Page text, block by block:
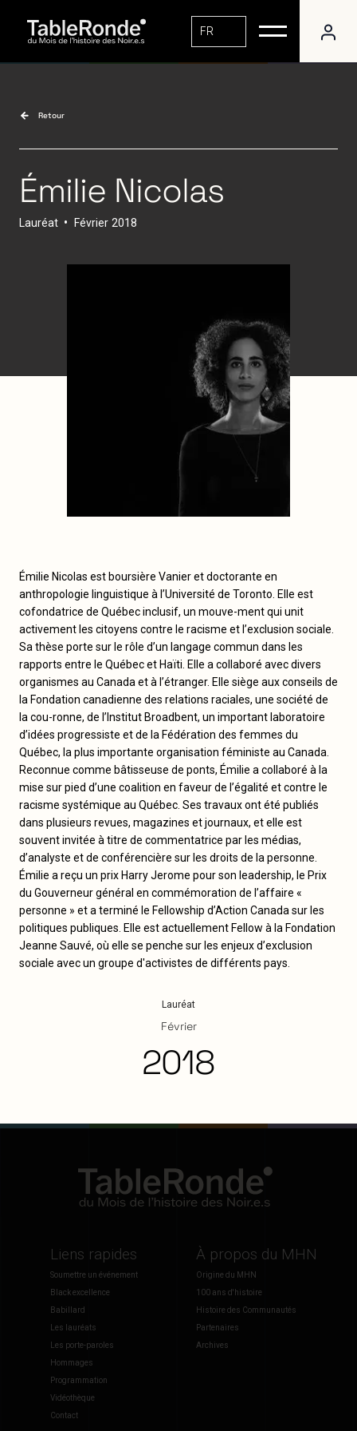
FR
Retour
Émilie Nicolas
Lauréat • Février 2018
Émilie Nicolas est boursière Vanier et doctorante en
anthropologie linguistique à l’Université de Toronto. Elle est
cofondatrice de Québec inclusif, un mouve-ment qui unit
activement les citoyens contre le racisme et l’exclusion sociale.
Sa thèse porte sur le rôle d’un langage commun dans les
rapports entre le Québec et Haïti. Elle a collaboré avec divers
organismes au Canada et à l’étranger. Elle siège aux conseils de
la Fondation canadienne des relations raciales, une société de
la cou-ronne, de l’Institut Broadbent, un important laboratoire
d’idées progressiste et de la Fédération des femmes du
Québec, la plus importante organisation féministe au Canada.
Reconnue comme bâtisseuse de ponts, Émilie a collaboré à la
mise sur pied d’une coalition en faveur de l’égalité et contre le
racisme systémique au Québec. Ses travaux ont été publiés
dans plusieurs revues, magazines et journaux, et elle est
souvent invitée à titre de commentatrice par les médias,
d’analyste et de conférencière sur les droits de la personne.
Émilie a reçu un prix Harry Jerome pour son leadership, le Prix
du Gouverneur général en commémoration de l’affaire «
personne » et a terminé le Fellowship d’Action Canada sur les
politiques publiques. Elle est actuellement Fellow à la Fondation
Jeanne Sauvé, où elle se penche sur les enjeux d’exclusion
sociale avec un groupe d'activistes de différents pays.
Lauréat
Février
2018
Liens rapides
Soumettre un événement
Black excellence
Babillard
Les lauréats
Les porte-paroles
Hommages
Programmation
Vidéothèque
Contact
À propos du MHN
Origine du MHN
100 ans d'histoire
Histoire des Communautés
Partenaires
Archives